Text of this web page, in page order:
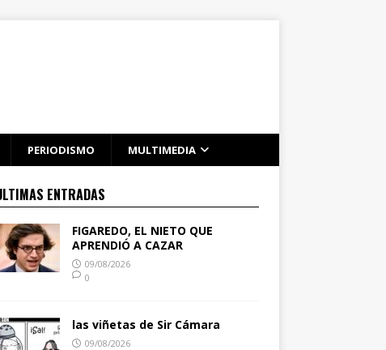
PERIODISMO MULTIMEDIA
ENTRADAS
FIGAREDO, EL NIETO QUE
APRENDIÓ A CAZAR
09/08/2026
0
las viñetas de Sir Cámara
09/08/2026